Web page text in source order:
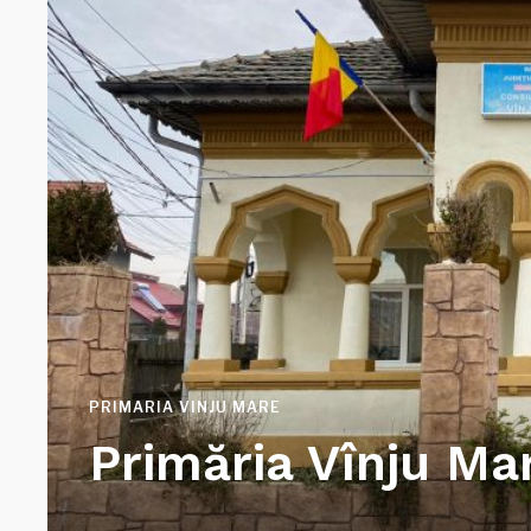
PRIMARIA VINJU MARE
Primăria Vînju